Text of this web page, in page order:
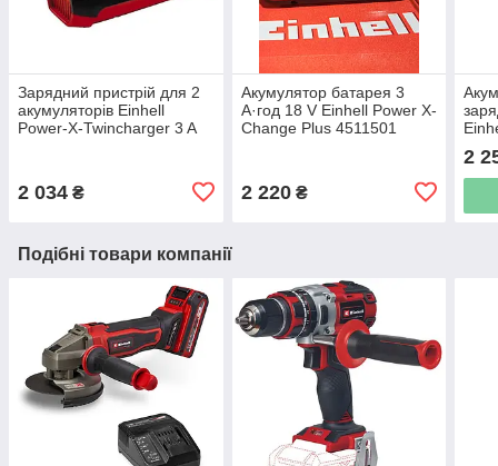
Зарядний пристрій для 2
акумуляторів Einhell
Power-X-Twincharger 3 A
2 034 ₴
Акумулятор батарея 3
А·год 18 V Einhell Power X-
Change Plus 4511501
2 220₴
2
Подібні товари компанії